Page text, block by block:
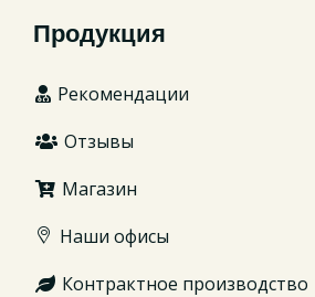
Продукция
Рекомендации
Отзывы
Магазин
Наши офисы
Контрактное производство